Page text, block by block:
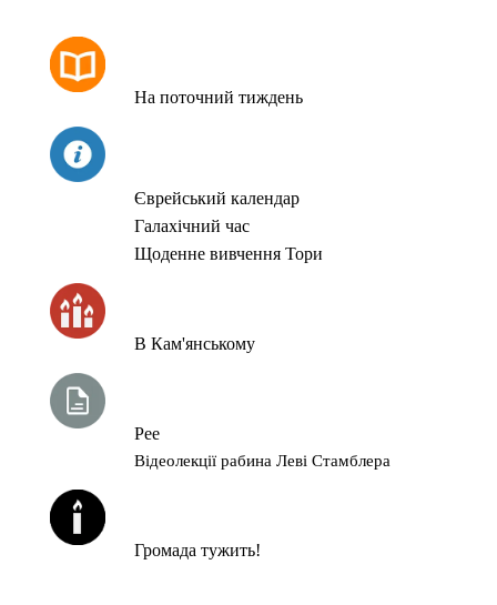
На поточний тиждень
Єврейський календар
Галахічний час
Щоденне вивчення Тори
В Кам'янському
Рее
Відеолекції рабина Леві Стамблера
Громада тужить!